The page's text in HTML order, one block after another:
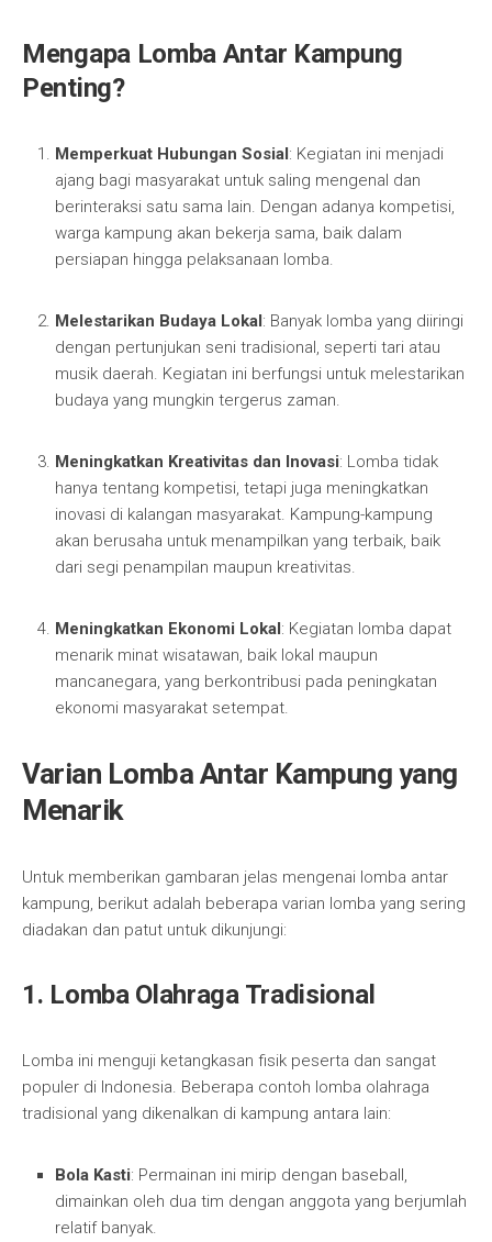
Mengapa Lomba Antar Kampung
Penting?
Memperkuat Hubungan Sosial: Kegiatan ini menjadi
ajang bagi masyarakat untuk saling mengenal dan
berinteraksi satu sama lain. Dengan adanya kompetisi,
warga kampung akan bekerja sama, baik dalam
persiapan hingga pelaksanaan lomba.
Melestarikan Budaya Lokal: Banyak lomba yang diiringi
dengan pertunjukan seni tradisional, seperti tari atau
musik daerah. Kegiatan ini berfungsi untuk melestarikan
budaya yang mungkin tergerus zaman.
Meningkatkan Kreativitas dan Inovasi: Lomba tidak
hanya tentang kompetisi, tetapi juga meningkatkan
inovasi di kalangan masyarakat. Kampung-kampung
akan berusaha untuk menampilkan yang terbaik, baik
dari segi penampilan maupun kreativitas.
Meningkatkan Ekonomi Lokal: Kegiatan lomba dapat
menarik minat wisatawan, baik lokal maupun
mancanegara, yang berkontribusi pada peningkatan
ekonomi masyarakat setempat.
Varian Lomba Antar Kampung yang
Menarik
Untuk memberikan gambaran jelas mengenai lomba antar
kampung, berikut adalah beberapa varian lomba yang sering
diadakan dan patut untuk dikunjungi:
1. Lomba Olahraga Tradisional
Lomba ini menguji ketangkasan fisik peserta dan sangat
populer di Indonesia. Beberapa contoh lomba olahraga
tradisional yang dikenalkan di kampung antara lain:
Bola Kasti: Permainan ini mirip dengan baseball,
dimainkan oleh dua tim dengan anggota yang berjumlah
relatif banyak.